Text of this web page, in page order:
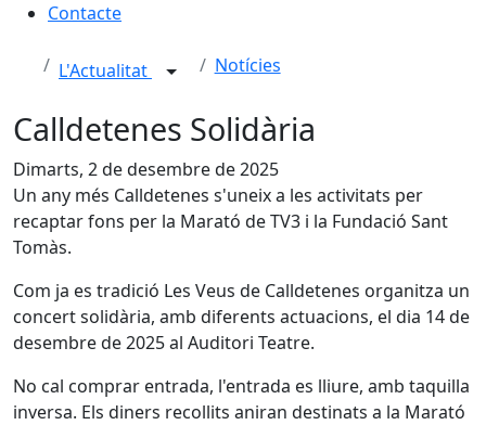
Contacte
L'Actualitat Notícies
Calldetenes Solidària
Dimarts, 2 de desembre de 2025
Un any més Calldetenes s'uneix a les activitats per
recaptar fons per la Marató de TV3 i la Fundació Sant
Tomàs.
Com ja es tradició Les Veus de Calldetenes organitza un
concert solidària, amb diferents actuacions, el dia 14 de
desembre de 2025 al Auditori Teatre.
No cal comprar entrada, l'entrada es lliure, amb taquilla
inversa. Els diners recollits aniran destinats a la Marató